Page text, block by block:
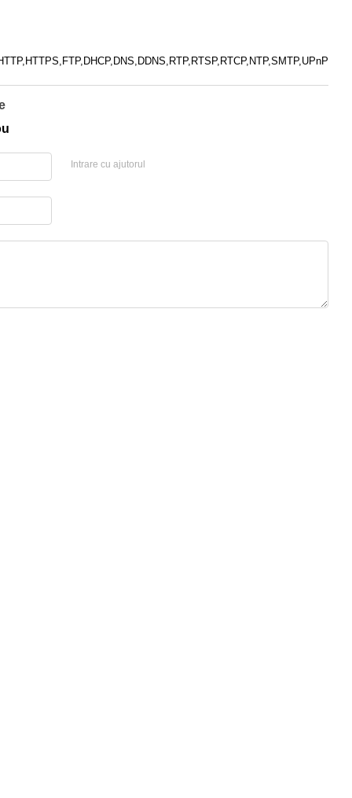
Intrare cu ajutorul